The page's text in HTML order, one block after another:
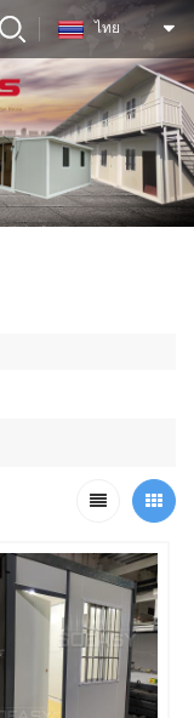
ไทย